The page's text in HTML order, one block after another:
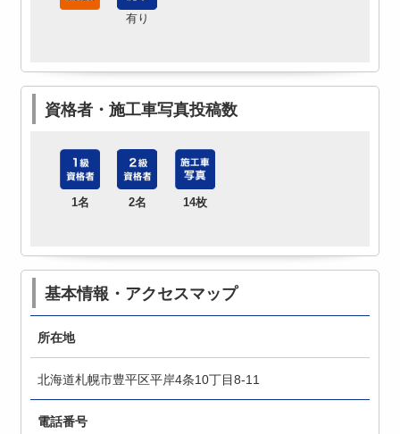
有り
資格者・施工車写真投稿数
1名 2名 14枚
基本情報・アクセスマップ
所在地
北海道札幌市豊平区平岸4条10丁目8-11
電話番号